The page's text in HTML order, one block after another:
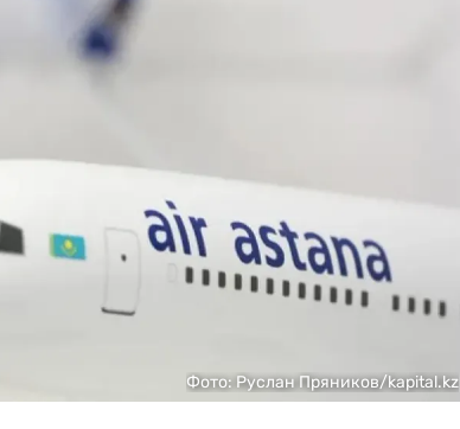
Фото: Руслан Пряников/kapital.kz